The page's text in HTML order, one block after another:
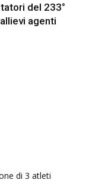
del 233°
agenti
di 3 atleti